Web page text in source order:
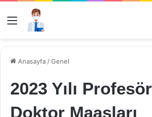
Menü
Anasayfa /Genel
2023 Yılı Profesör
Doktor Maaşları